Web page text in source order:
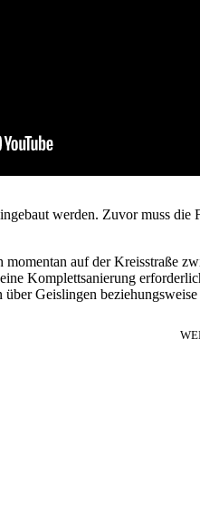
werden. Zuvor muss
momentan auf der Kreisstraße
Komplettsanierung
Geislingen